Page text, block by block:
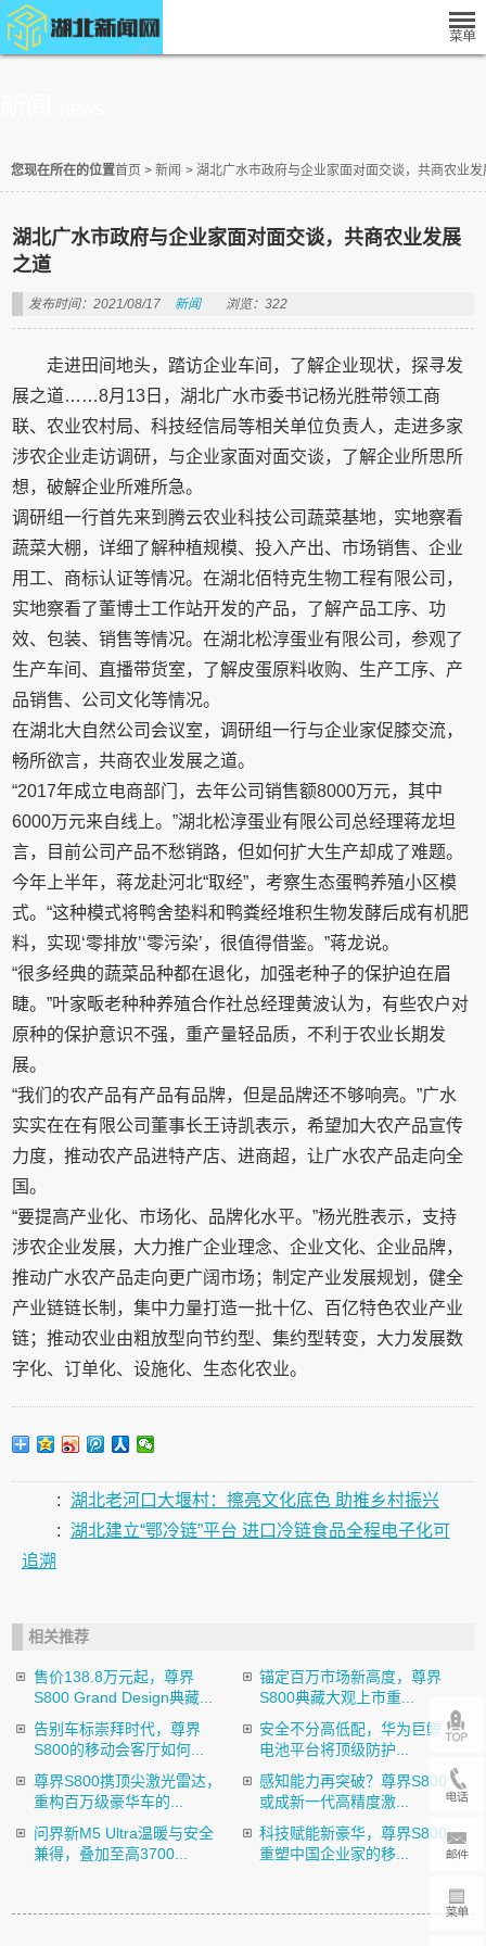
您现在所在的位置首页 > 新闻 > 湖北广水市政府与企业家面对面交谈，共商农业发
湖北广水市政府与企业家面对面交谈，共商农业发展
之道
发布时间：2021/08/17 新闻 浏览：322
走进田间地头，踏访企业车间，了解企业现状，探寻发
展之道……8月13日，湖北广水市委书记杨光胜带领工商
联、农业农村局、科技经信局等相关单位负责人，走进多家
涉农企业走访调研，与企业家面对面交谈，了解企业所思所
想，破解企业所难所急。
调研组一行首先来到腾云农业科技公司蔬菜基地，实地察看
蔬菜大棚，详细了解种植规模、投入产出、市场销售、企业
用工、商标认证等情况。在湖北佰特克生物工程有限公司，
实地察看了董博士工作站开发的产品，了解产品工序、功
效、包装、销售等情况。在湖北松淳蛋业有限公司，参观了
生产车间、直播带货室，了解皮蛋原料收购、生产工序、产
品销售、公司文化等情况。
在湖北大自然公司会议室，调研组一行与企业家促膝交流，
畅所欲言，共商农业发展之道。
“2017年成立电商部门，去年公司销售额8000万元，其中
6000万元来自线上。”湖北松淳蛋业有限公司总经理蒋龙坦
言，目前公司产品不愁销路，但如何扩大生产却成了难题。
今年上半年，蒋龙赴河北“取经”，考察生态蛋鸭养殖小区模
式。“这种模式将鸭舍垫料和鸭粪经堆积生物发酵后成有机肥
料，实现‘零排放’‘零污染’，很值得借鉴。”蒋龙说。
“很多经典的蔬菜品种都在退化，加强老种子的保护迫在眉
睫。”叶家畈老种种养殖合作社总经理黄波认为，有些农户对
原种的保护意识不强，重产量轻品质，不利于农业长期发
展。
“我们的农产品有产品有品牌，但是品牌还不够响亮。”广水
实实在在有限公司董事长王诗凯表示，希望加大农产品宣传
力度，推动农产品进特产店、进商超，让广水农产品走向全
国。
“要提高产业化、市场化、品牌化水平。”杨光胜表示，支持
涉农企业发展，大力推广企业理念、企业文化、企业品牌，
推动广水农产品走向更广阔市场；制定产业发展规划，健全
产业链链长制，集中力量打造一批十亿、百亿特色农业产业
链；推动农业由粗放型向节约型、集约型转变，大力发展数
字化、订单化、设施化、生态化农业。
: 湖北老河口大堰村：擦亮文化底色 助推乡村振兴
: 湖北建立“鄂冷链”平台 进口冷链食品全程电子化可
追溯
相关推荐
售价138.8万元起，尊界
S800 Grand Design典藏...
锚定百万市场新高度，尊界
S800典藏大观上市重...
告别车标崇拜时代，尊界
S800的移动会客厅如何...
安全不分高低配，华为巨鲸
电池平台将顶级防护...
尊界S800携顶尖激光雷达，
重构百万级豪华车的...
感知能力再突破？尊界S800
或成新一代高精度激...
问界新M5 Ultra温暖与安全
兼得，叠加至高3700...
科技赋能新豪华，尊界S800
重塑中国企业家的移...